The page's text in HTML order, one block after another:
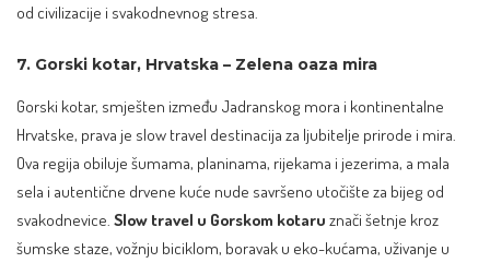
od civilizacije i svakodnevnog stresa.
7. Gorski kotar, Hrvatska – Zelena oaza mira
Gorski kotar, smješten između Jadranskog mora i kontinentalne
Hrvatske, prava je slow travel destinacija za ljubitelje prirode i mira.
Ova regija obiluje šumama, planinama, rijekama i jezerima, a mala
sela i autentične drvene kuće nude savršeno utočište za bijeg od
svakodnevice. Slow travel u Gorskom kotaru znači šetnje kroz
šumske staze, vožnju biciklom, boravak u eko-kućama, uživanje u